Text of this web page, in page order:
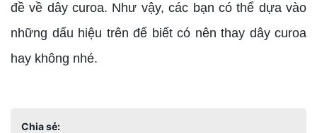
đề về dây curoa. Như vậy, các bạn có thể dựa vào
những dấu hiệu trên để biết có nên thay dây curoa
hay không nhé.
Chia sẻ: